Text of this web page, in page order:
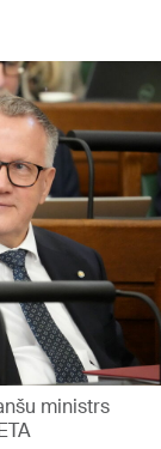
ministrs